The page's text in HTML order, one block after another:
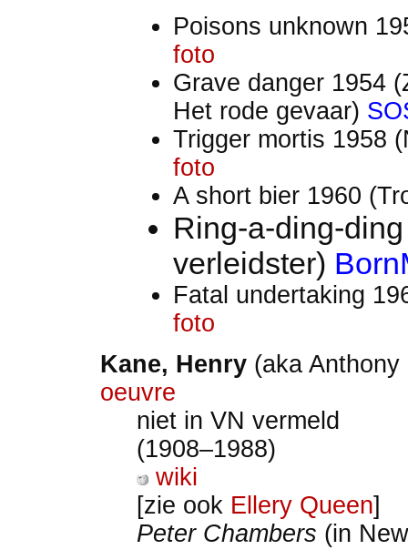
Poisons unknown
foto
Grave danger 1954
Het rode gevaar)
Trigger mortis 1958
foto
A short bier 1960
Ring-a-ding-
verleidster)
Fatal undertaking
foto
Kane, Henry (aka
oeuvre
niet in VN vermeld
(1908–1988)
wiki
[zie ook Ellery Queen]
Peter Chambers (in